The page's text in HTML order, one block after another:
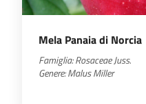
Mela Panaia di Norcia
Famiglia:RosaceaeJuss.
Genere:MalusMiller